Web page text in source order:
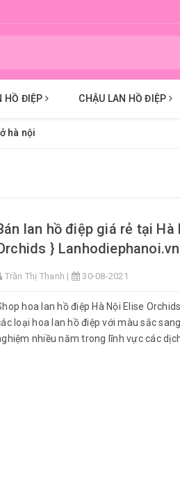
HỒ ĐIỆP CHẬU LAN HỒ ĐIỆP
hà nội
lan hồ điệp giá rẻ tại Hà
} Lanhodiephanoi.vn
Trần Thị Thanh | 30-08-2021
hoa lan hồ điệp Hà Nội Elise
loại hoa lan hồ điệp với màu sắc
nhiều năm trong lĩnh vực các dịch